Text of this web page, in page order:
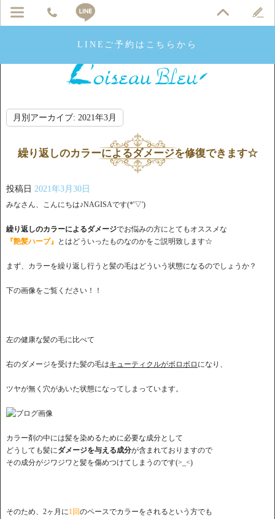
LINEご予約はこちらから
月別アーカイブ: 2021年3月
繰り返しのカラーによるダメージを修復できます☆
投稿日 2021年3月30日
みなさん、こんにちは♪NAGISAです(*'▽')
繰り返しのカラーによるダメージでお悩みの方にとてもオススメな
『艶髪ハーブ』 とはどういったものなのかをご説明致します☆
まず、カラーを繰り返し行うと髪の毛はどういう状態になるのでしょうか？
下の画像をご覧ください！！
左の健康な髪の毛に比べて
右のダメージを受けた髪の毛はキューティクルがボロボロ になり、
ツヤが無く穴があいた状態になってしまっています。
カラー剤の中には髪を染めるために必要な成分として
どうしても髪にダメージを与える成分が含まれておりますので
その成分がジワジワと髪を傷めつけてしまうのです(>_<)
そのため、2ヶ月に1回のペースでカラーをされるという方でも